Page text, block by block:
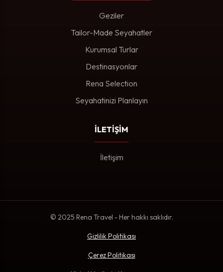
Geziler
Tailor-Made Seyahatler
Kurumsal Turlar
Destinasyonlar
Rena Selection
Seyahatinizi Planlayın
İLETİŞİM
İletişim
© 2025 Rena Travel - Her hakkı saklıdır.
Gizlilik Politikası
Çerez Politikası